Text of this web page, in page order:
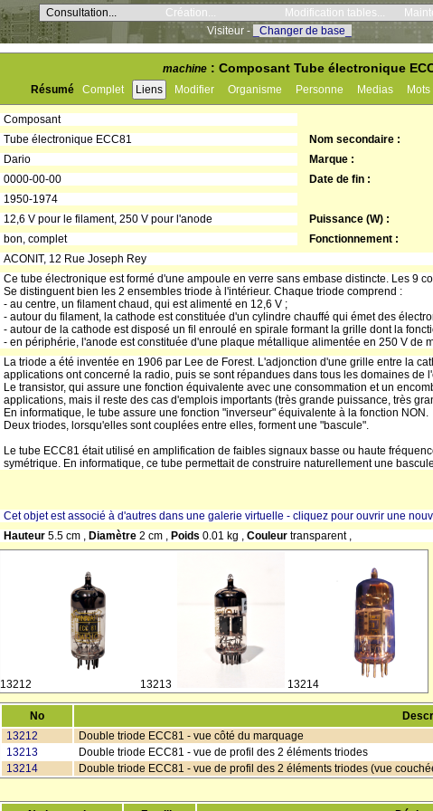
Consultation... Création... Modification tables...
Visiteur -
_Changer de base_
machine: Composant Tube électronique
Résumé Complet Liens Modifier Organisme Personne Medias
Composant
Tube électronique ECC81 Nom secondaire :
Dario
Marque :
0000-00-00 Date de fin :
1950-1974
12,6 V pour le filament, 250 V pour l'anode Puissance (W) :
bon, complet Fonctionnement :
ACONIT, 12 Rue Joseph Rey
Ce tube électronique est formé d'une ampoule en verre sans embase distincte. Les 9
Se distinguent bien les 2 ensembles triode à l'intérieur. Chaque triode comprend :
- au centre, un filament chaud, qui est alimenté en 12,6 V ;
- autour du filament, la cathode est constituée d'un cylindre chauffé qui émet des
- autour de la cathode est disposé un fil enroulé en spirale formant la grille dont la
- en périphérie, l'anode est constituée d'une plaque métallique alimentée en 250 V de
La triode a été inventée en 1906 par Lee de Forest. L'adjonction d'une grille entre la
applications ont concerné la radio, puis se sont répandues dans tous les domaines de
Le transistor, qui assure une fonction équivalente avec une consommation et un
applications, mais il reste des cas d'emplois importants (très grande puissance, très
En informatique, le tube assure une fonction "inverseur" équivalente à la fonction NON.
Deux triodes, lorsqu'elles sont couplées entre elles, forment une "bascule".
Le tube ECC81 était utilisé en amplification de faibles signaux basse ou haute
symétrique. En informatique, ce tube permettait de construire naturellement une
Cet objet est associé à d'autres dans une galerie virtuelle - cliquez pour ouvrir une
Hauteur 5.5 cm , Diamètre 2 cm , Poids 0.01 kg , Couleur transparent ,
13212 13213 13214
No
13212
Double triode ECC81 - vue côté du marquage
13213
Double triode ECC81 - vue de profil des 2 éléments triodes
13214
Double triode ECC81 - vue de profil des 2 éléments triodes (vue